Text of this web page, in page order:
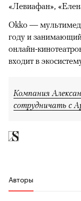
«Левиафан»,
Okko —
году и занимающий
онлайн-
входит в
Компания
сотрудничать с
Авторы